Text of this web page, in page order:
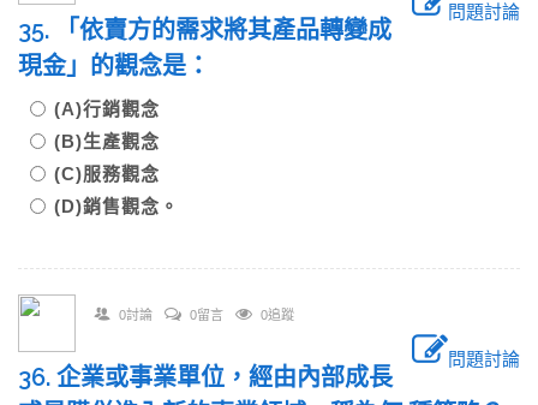
問題討論
35. 「依賣方的需求將其產品轉變成
現金」的觀念是：
(A)行銷觀念
(B)生產觀念
(C)服務觀念
(D)銷售觀念。
0討論 0留言 0追蹤
問題討論
36. 企業或事業單位，經由內部成長